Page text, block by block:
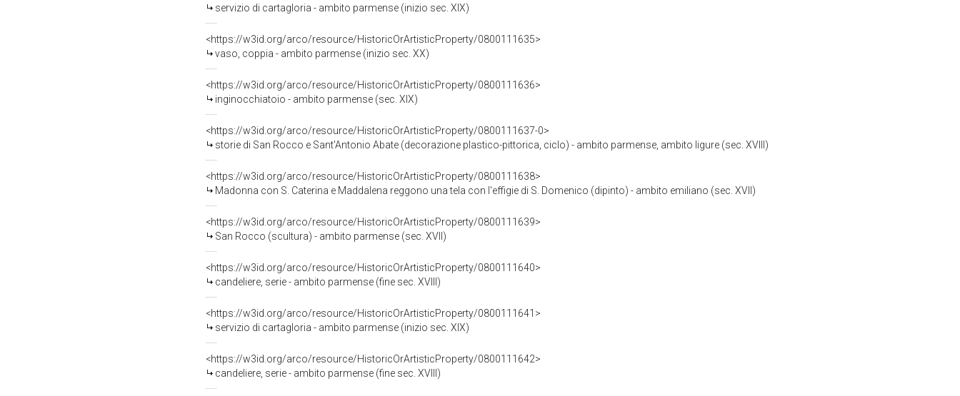
servizio di cartagloria - ambito parmense (inizio sec. XIX)
<https://w3id.org/arco/resource/HistoricOrArtisticProperty/0800111635>
vaso, coppia - ambito parmense (inizio sec. XX)
<https://w3id.org/arco/resource/HistoricOrArtisticProperty/0800111636>
inginocchiatoio - ambito parmense (sec. XIX)
<https://w3id.org/arco/resource/HistoricOrArtisticProperty/0800111637-0>
storie di San Rocco e Sant'Antonio Abate (decorazione plastico-pittorica, ciclo) - ambito parmense, ambito ligure (sec. XVIII)
<https://w3id.org/arco/resource/HistoricOrArtisticProperty/0800111638>
Madonna con S. Caterina e Maddalena reggono una tela con l'effigie di S. Domenico (dipinto) - ambito emiliano (sec. XVII)
<https://w3id.org/arco/resource/HistoricOrArtisticProperty/0800111639>
San Rocco (scultura) - ambito parmense (sec. XVII)
<https://w3id.org/arco/resource/HistoricOrArtisticProperty/0800111640>
candeliere, serie - ambito parmense (fine sec. XVIII)
<https://w3id.org/arco/resource/HistoricOrArtisticProperty/0800111641>
servizio di cartagloria - ambito parmense (inizio sec. XIX)
<https://w3id.org/arco/resource/HistoricOrArtisticProperty/0800111642>
candeliere, serie - ambito parmense (fine sec. XVIII)